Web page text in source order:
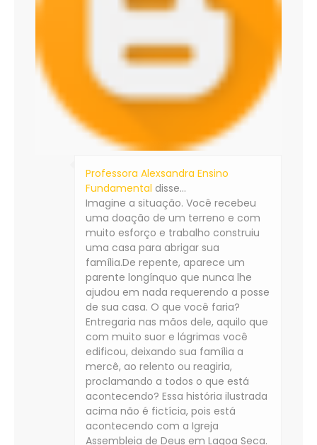
Professora Alexsandra Ensino
Fundamental disse…
Imagine a situação. Você recebeu
uma doação de um terreno e com
muito esforço e trabalho construiu
uma casa para abrigar sua
família.De repente, aparece um
parente longínquo que nunca lhe
ajudou em nada requerendo a posse
de sua casa. O que você faria?
Entregaria nas mãos dele, aquilo que
com muito suor e lágrimas você
edificou, deixando sua família a
mercê, ao relento ou reagiria,
proclamando a todos o que está
acontecendo? Essa história ilustrada
acima não é fictícia, pois está
acontecendo com a Igreja
Assembleia de Deus em Lagoa Seca.